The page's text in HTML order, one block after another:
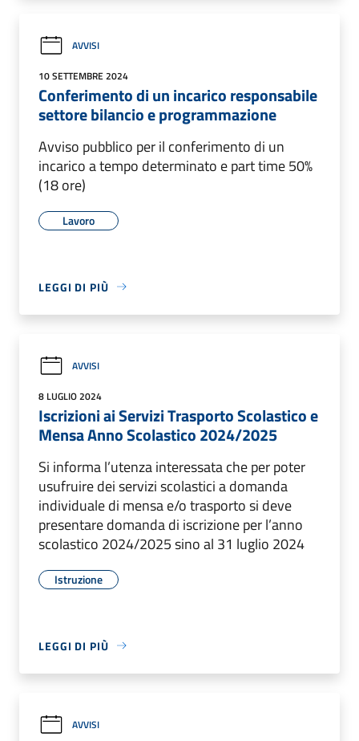
AVVISI
10 SETTEMBRE 2024
Conferimento di un incarico responsabile
settore bilancio e programmazione
Avviso pubblico per il conferimento di un
incarico a tempo determinato e part time 50%
(18 ore)
Lavoro
LEGGI DI PIÙ
AVVISI
8 LUGLIO 2024
Iscrizioni ai Servizi Trasporto Scolastico e
Mensa Anno Scolastico 2024/2025
Si informa l’utenza interessata che per poter
usufruire dei servizi scolastici a domanda
individuale di mensa e/o trasporto si deve
presentare domanda di iscrizione per l’anno
scolastico 2024/2025 sino al 31 luglio 2024
Istruzione
LEGGI DI PIÙ
AVVISI